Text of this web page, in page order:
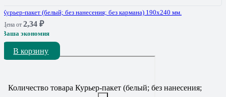
Количество товара Курьер-пакет (белый; без нанесения;
Курьер-пакет (белый; без нанесения; без кармана) 190х240 мм.
Цена от 2,34 ₽
Ваша экономия
В корзину